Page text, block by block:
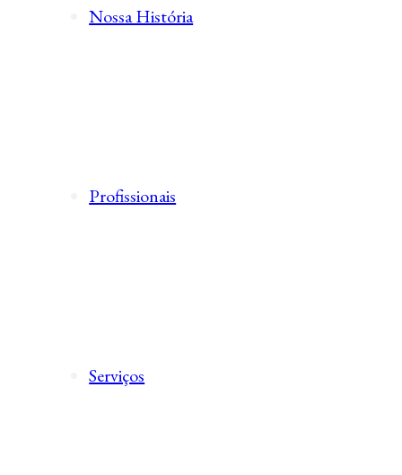
Nossa História
Profissionais
Serviços